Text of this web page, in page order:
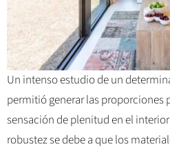
Un intenso estudio de un
permitió generar las proporciones
sensación de plenitud en el
robustez se debe a que los